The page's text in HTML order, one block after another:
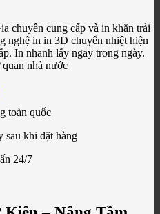
chuyên cung cấp và in khăn trải
nghệ in in 3D chuyển nhiệt hiện
In nhanh lấy ngay trong ngày.
nhà nước
toàn quốc
sau khi đặt hàng
24/7